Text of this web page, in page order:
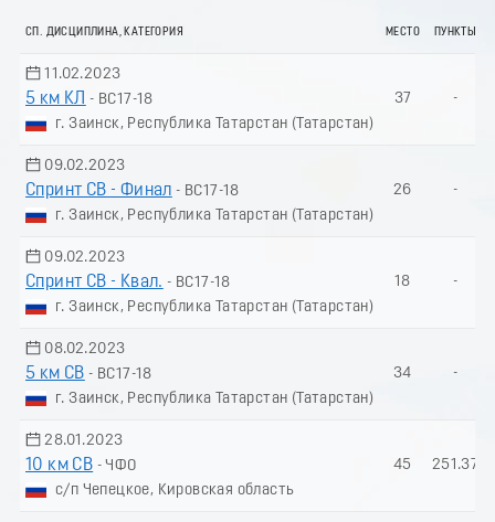
СП. ДИСЦИПЛИНА, КАТЕГОРИЯ МЕСТО ПУНКТЫ
11.02.2023
5 км КЛ
- ВС17-18
г. Заинск, Республика Татарстан (Татарстан)
37 -
09.02.2023
Спринт СВ - Финал - ВС17-18
г. Заинск, Республика Татарстан (Татарстан)
26 -
09.02.2023
Спринт СВ - Квал. - ВС17-18
г. Заинск, Республика Татарстан (Татарстан)
18 -
08.02.2023
5 км СВ - ВС17-18
г. Заинск, Республика Татарстан (Татарстан)
34 -
28.01.2023
10 км СВ - ЧФО
с/п Чепецкое, Кировская область
45 251.37